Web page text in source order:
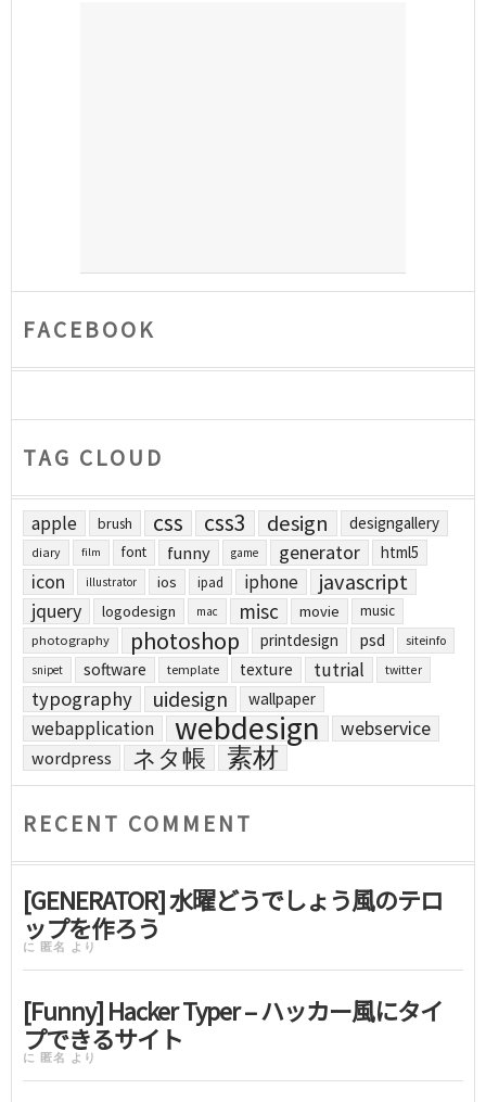
FACEBOOK
TAG CLOUD
apple brush css css3 design designgallery
diary film font funny game generator html5
icon illustrator ios ipad iphone javascript
jquery logodesign mac misc movie music
photography photoshop printdesign psd siteinfo
snipet software template texture tutrial twitter
typography uidesign wallpaper
webapplication webdesign webservice
wordpress ネタ帳 素材
RECENT COMMENT
[GENERATOR] 水曜どうでしょう風のテロ
ップを作ろう
に 匿名 より
[Funny] Hacker Typer – ハッカー風にタイ
プできるサイト
に 匿名 より